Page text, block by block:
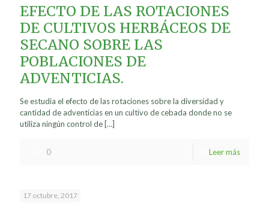
EFECTO DE LAS ROTACIONES
DE CULTIVOS HERBÁCEOS DE
SECANO SOBRE LAS
POBLACIONES DE
ADVENTICIAS.
Se estudia el efecto de las rotaciones sobre la diversidad y
cantidad de adventicias en un cultivo de cebada donde no se
utiliza ningún control de […]
0 Leer más
17 octubre, 2017